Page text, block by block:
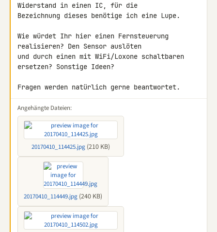
Widerstand in einen IC, für die
Bezeichnung dieses benötige ich eine Lupe.
Wie würdet Ihr hier einen Fernsteuerung
realisieren? Den Sensor auslöten
und durch einen mit WiFi/Loxone schaltbaren
ersetzen? Sonstige Ideen?
Fragen werden natürlich gerne beantwortet.
Angehängte Dateien:
20170410_114425.jpg (210 KB)
20170410_114449.jpg (240 KB)